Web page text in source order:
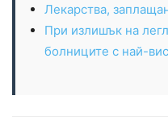
Лекарства,
При излишък на
болниците с най-